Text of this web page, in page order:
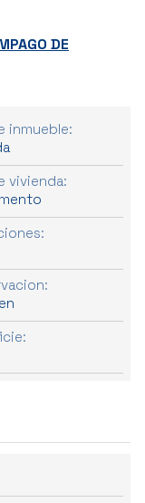
DE
inmueble:
vivienda: